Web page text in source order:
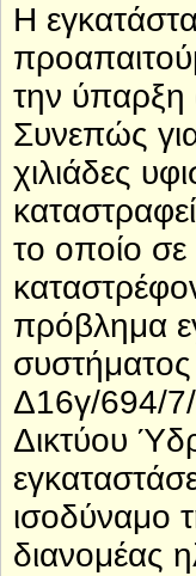
Η
την ύπαρξη
Συνεπώς
χιλιάδες
το οποίο σε
πρόβλημα
Δ16γ/694/7/
Δικτύου
ισοδύναμο
διανομέας